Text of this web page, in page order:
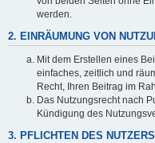
werden.
2. EINRÄUMUNG VON
Mit dem Erstellen eines
einfaches, zeitlich und
Recht, Ihren Beitrag im
Das Nutzungsrecht nach
Kündigung des
3. PFLICHTEN DES NUTZERS